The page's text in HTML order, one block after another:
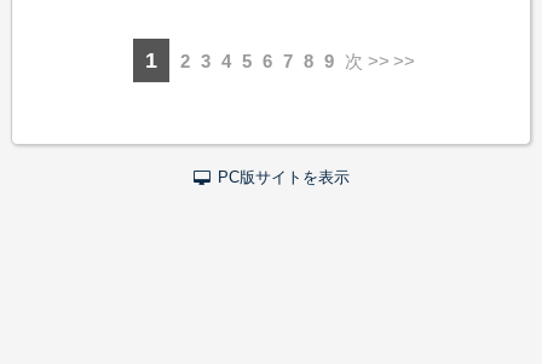
1 2 3 4 5 6 7 8 9 次 >>
PC版サイトを表示